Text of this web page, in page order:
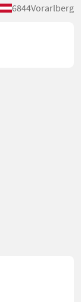
6844Vorarlberg